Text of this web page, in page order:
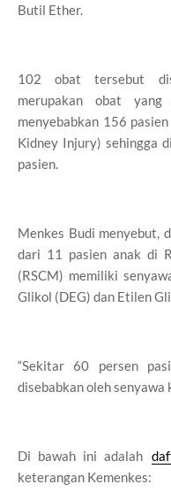
Butil Ether.
102 obat tersebut
merupakan obat
menyebabkan 156
Kidney Injury) sehingga
pasien.
Menkes Budi menyebut,
dari 11 pasien anak di
(RSCM) memiliki
Glikol (DEG) dan Etilen
“Sekitar 60 persen
disebabkan oleh senyawa
Di bawah ini adalah
keterangan Kemenkes: